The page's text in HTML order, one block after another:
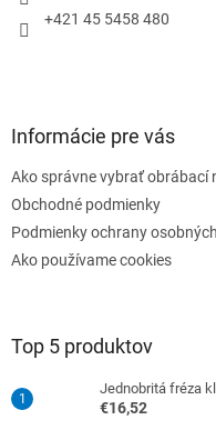
+421 45 5458 480
Informácie pre vás
Ako správne vybrať obrábací
Obchodné podmienky
Podmienky ochrany
Ako používame cookies
Top 5 produktov
Jednobritá fréza
€16,52